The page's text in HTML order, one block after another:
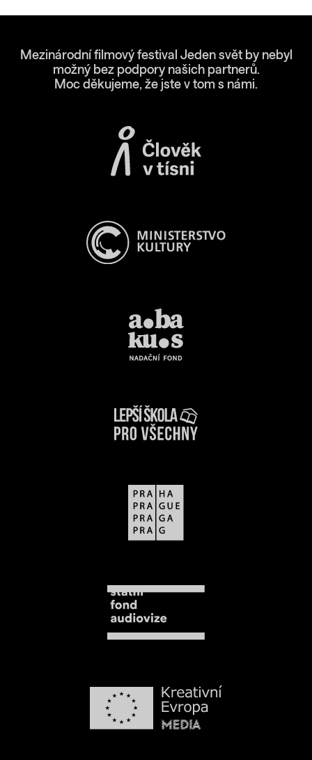
Mezinárodní filmový festival Jeden svět by nebyl
možný bez podpory našich partnerů.
Moc děkujeme, že jste v tom s námi.